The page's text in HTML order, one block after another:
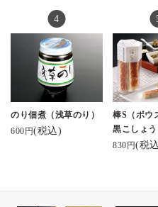
#おうちのみ #おうち居
酒屋 #家呑み #酒のつま
み #酒の肴 #河内屋のか
まぼこ #富山土産 #富山
のお土産 #ひとり飲み #
ぼっち呑み
のり佃煮（浅草のり）
600円(税込)
棒S（ボウ
黒こしょう
830円(税